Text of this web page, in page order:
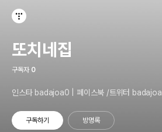
또치네집
구독자 0
인스타 badajoa0 | 페이스북 /트위터 badajoa
구독하기 방명록